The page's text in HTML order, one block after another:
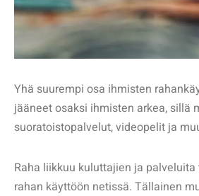
Yhä suurempi osa ihmisten
jääneet osaksi ihmisten arkea, sillä
suoratoistopalvelut, videopelit ja
Raha liikkuu kuluttajien ja
rahan käyttöön netissä. Tällainen